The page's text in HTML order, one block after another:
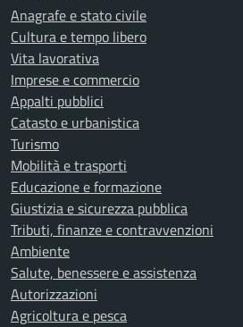
Anagrafe e stato civile
Cultura e tempo libero
Vita lavorativa
Imprese e commercio
Appalti pubblici
Catasto e urbanistica
Turismo
Mobilità e trasporti
Educazione e formazione
Giustizia e sicurezza pubblica
Tributi, finanze e contravvenzioni
Ambiente
Salute, benessere e assistenza
Autorizzazioni
Agricoltura e pesca